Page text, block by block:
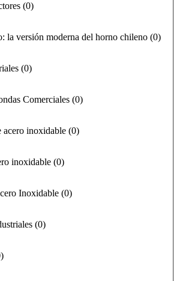
(0)
la versión moderna del horno chileno (0)
(0)
Comerciales (0)
acero inoxidable (0)
inoxidable (0)
Inoxidable (0)
(0)
)